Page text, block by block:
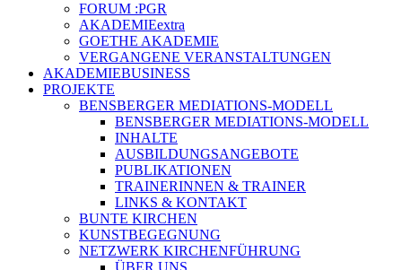
FORUM :PGR
AKADEMIEextra
GOETHE AKADEMIE
VERGANGENE VERANSTALTUNGEN
AKADEMIEBUSINESS
PROJEKTE
BENSBERGER MEDIATIONS-MODELL
BENSBERGER MEDIATIONS-MODELL
INHALTE
AUSBILDUNGSANGEBOTE
PUBLIKATIONEN
TRAINERINNEN & TRAINER
LINKS & KONTAKT
BUNTE KIRCHEN
KUNSTBEGEGNUNG
NETZWERK KIRCHENFÜHRUNG
ÜBER UNS